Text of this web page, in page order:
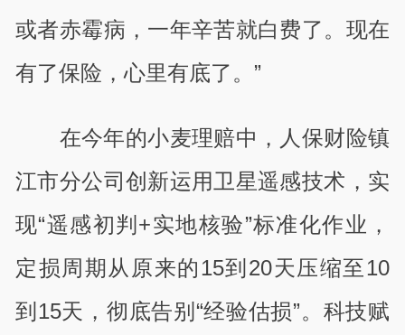
或者赤霉病，一年辛苦就白费了。现在
有了保险，心里有底了。”
在今年的小麦理赔中，人保财险镇
江市分公司创新运用卫星遥感技术，实
现“遥感初判+实地核验”标准化作业，
定损周期从原来的15到20天压缩至10
到15天，彻底告别“经验估损”。科技赋